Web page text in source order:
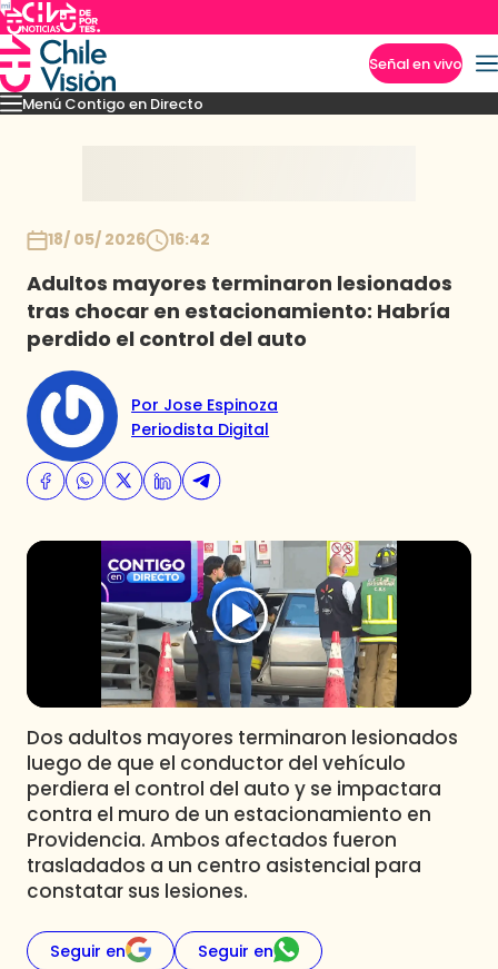
Señal en vivo
Menú Contigo en Directo
Momentos Novedades
18/ 05/ 2026 16:42
Adultos mayores terminaron lesionados
tras chocar en estacionamiento: Habría
perdido el control del auto
Por Jose Espinoza
Periodista Digital
Dos adultos mayores terminaron lesionados
luego de que el conductor del vehículo
perdiera el control del auto y se impactara
contra el muro de un estacionamiento en
Providencia. Ambos afectados fueron
trasladados a un centro asistencial para
constatar sus lesiones.
Seguir en Seguir en
Imperdibles
Club De La Comedia
Contigo en Directo
Plan Perfecto
El Tiempo
Sabingo
Todos Los Programas